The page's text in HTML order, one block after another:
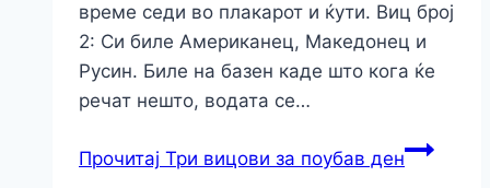
време седи во плакарот и ќути. Виц број
2: Си биле Aмериканец, Mакедонец и
Русин. Биле на базен каде што кога ќе
речат нешто, водата се…
Прочитај Три вицови за поубав ден